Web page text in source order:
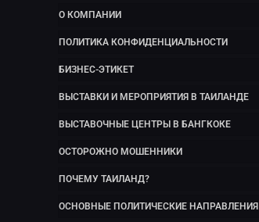
О КОМПАНИИ
ПОЛИТИКА КОНФИДЕНЦИАЛЬНОСТИ
БИЗНЕС-ЭТИКЕТ
ВЫСТАВКИ И МЕРОПРИЯТИЯ В ТАИЛАНДЕ
ВЫСТАВОЧНЫЕ ЦЕНТРЫ В БАНГКОКЕ
ОСТОРОЖНО МОШЕННИКИ
ПОЧЕМУ ТАИЛАНД?
ОСНОВНЫЕ ПОЛИТИЧЕСКИЕ НАПРАВЛЕНИЯ